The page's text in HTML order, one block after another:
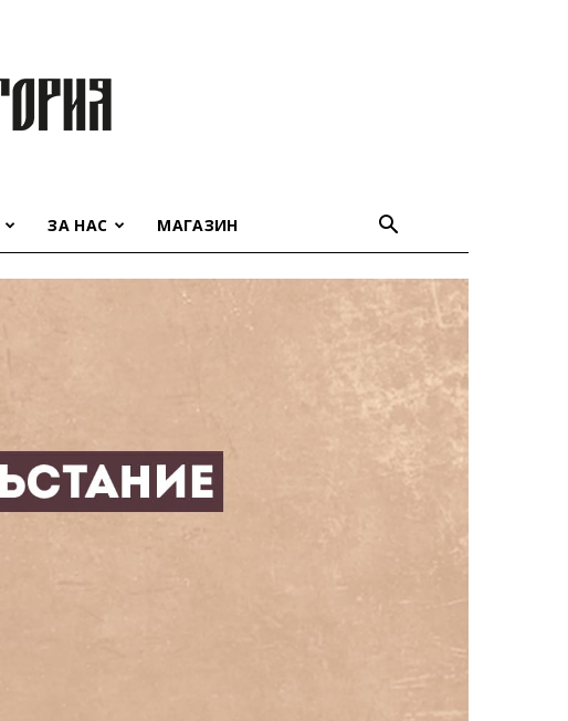
ЗА НАС МАГАЗИН